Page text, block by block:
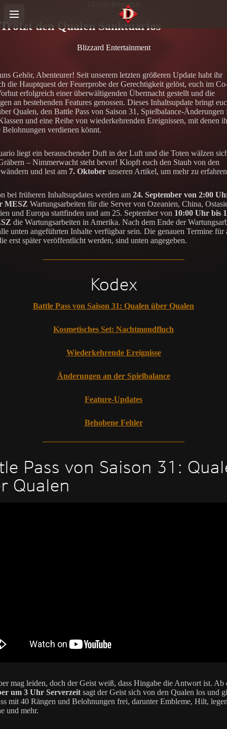
Diablo Immortal
Trotzt den Qualen Sanktuarios
Blizzard Entertainment
Gehör, Abenteurer! Seit unserem letzten größeren Update habt ihr
die Hauptquest der Feuerprobe der Gerechtigkeit gelöst, euch im
erfolgreich einer überwältigenden Übermacht gestellt und die
an bestehenden Features genossen. Dieses Inhaltsupdate bringt
Qualen, den Battle Pass von Saison 31, Spielbalance-Änderungen
und eine Reihe von wiederkehrenden Ereignissen, mit denen
Belohnungen verdienen könnt.
liegt ein berauschender Duft in der Luft und die Toten wälzen
– Nimmerwacht steht bevor! Klopft euch den Staub von den
und lest am 7. Oktober unseren Artikel, um mehr zu
bei früheren Inhaltsupdates werden am 24. September von 2:00
MESZ Wartungsarbeiten für die Server von Ozeanien, China,
und Europa stattfinden und am 25. September von 10:00 Uhr bis
die Wartungsarbeiten in Amerika. Nach dem Ende der
unten angeführten Inhalte verfügbar sein. Die genauen Termine für
erst später veröffentlicht werden, sind unten angegeben.
Kodex
Battle Pass von Saison 31: Qualen über Qualen
Kosmetisches Set: Nachtmondfluch
Wiederkehrende Ereignisse
Änderungen an der Spielbalance
Feature-Updates
Behobene Fehler
Pass von Saison 31:
Qualen
mag leiden, doch der Geist weiß, dass Hingabe die Antwort ist. Ab
um 3 Uhr Serverzeit sagt der Geist sich von den Qualen los und
mit 40 Rängen und Belohnungen frei, darunter Embleme, Hilt,
und mehr.